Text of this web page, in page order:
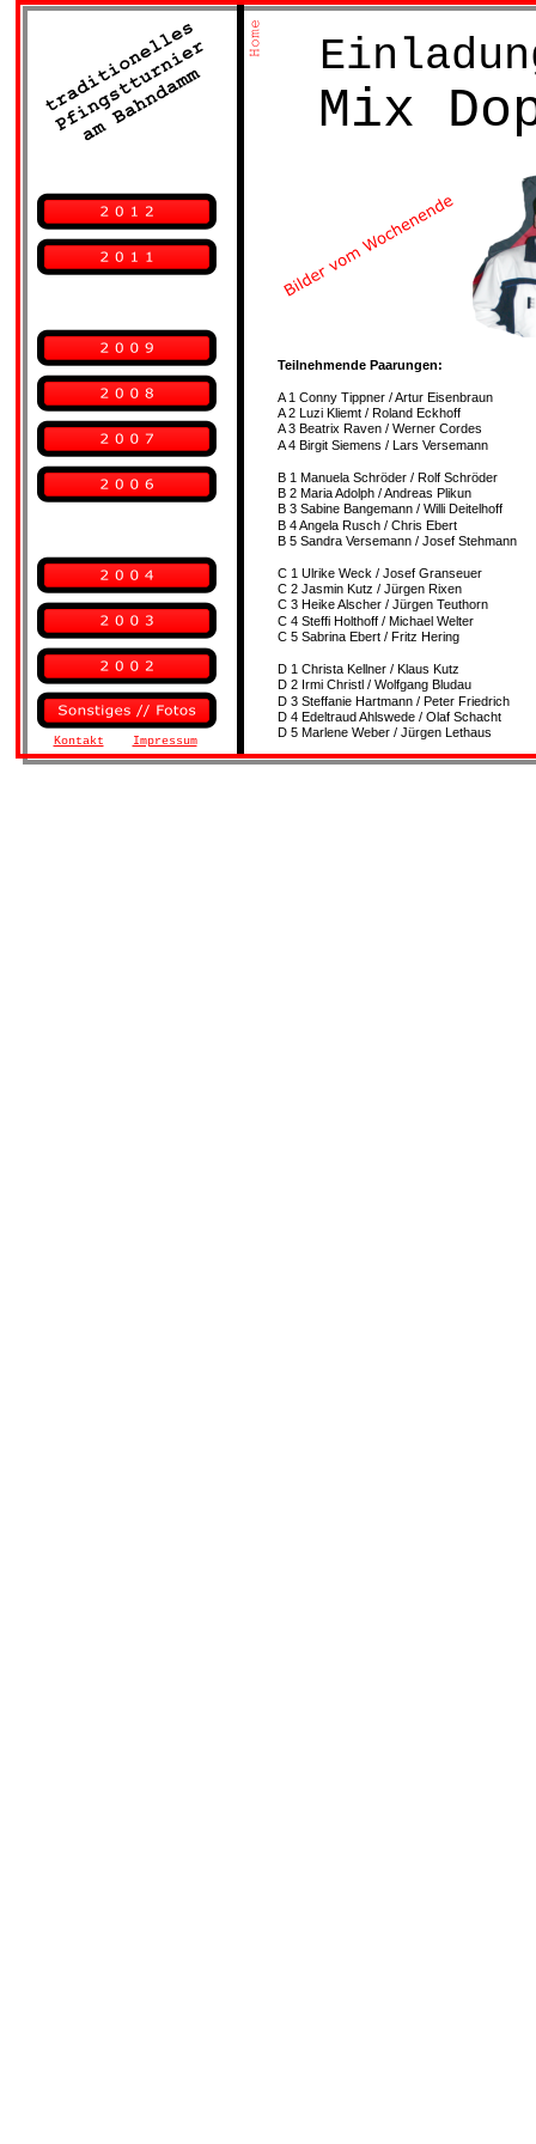
Mix
Teilnehmende Paarungen:
A 1 Conny Tippner / Artur Eisenbraun
A 2 Luzi Kliemt / Roland Eckhoff
A 3 Beatrix Raven / Werner Cordes
A 4 Birgit Siemens / Lars Versemann
B 1 Manuela Schröder / Rolf Schröder
B 2 Maria Adolph / Andreas Plikun
B 3 Sabine Bangemann / Willi Deitelhoff
B 4 Angela Rusch / Chris Ebert
B 5 Sandra Versemann / Josef
C 1 Ulrike Weck / Josef Granseuer
C 2 Jasmin Kutz / Jürgen Rixen
C 3 Heike Alscher / Jürgen Teuthorn
C 4 Steffi Holthoff / Michael Welter
C 5 Sabrina Ebert / Fritz Hering
D 1 Christa Kellner / Klaus Kutz
D 2 Irmi Christl / Wolfgang Bludau
D 3 Steffanie Hartmann / Peter Friedrich
D 4 Edeltraud Ahlswede / Olaf Schacht
D 5 Marlene Weber / Jürgen Lethaus
Kontakt Impressum